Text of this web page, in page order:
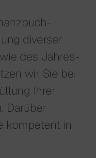
diverser
des Jahres­
wir Sie bei
Ihrer
Darüber
kompetent in